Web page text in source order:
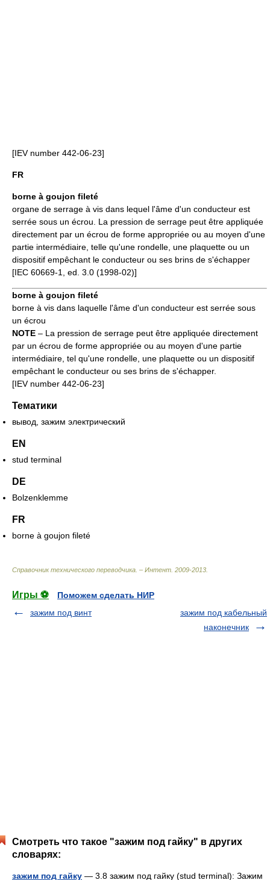
[IEV number 442-06-23]
FR
borne à goujon fileté
organe de serrage à vis dans lequel l'âme d'un conducteur est
serrée sous un écrou. La pression de serrage peut être appliquée
directement par un écrou de forme appropriée ou au moyen d'une
partie intermédiaire, telle qu'une rondelle, une plaquette ou un
dispositif empêchant le conducteur ou ses brins de s'échapper
[IEC 60669-1, ed. 3.0 (1998-02)]
borne à goujon fileté
borne à vis dans laquelle l'âme d'un conducteur est serrée sous
un écrou
NOTE – La pression de serrage peut être appliquée directement
par un écrou de forme appropriée ou au moyen d'une partie
intermédiaire, tel qu'une rondelle, une plaquette ou un dispositif
empêchant le conducteur ou ses brins de s'échapper.
[IEV number 442-06-23]
Тематики
вывод, зажим электрический
EN
stud terminal
DE
Bolzenklemme
FR
borne à goujon fileté
Справочник технического переводчика. – Интент 2009-2013
Игры ⚽
Поможем сделать НИР
зажим под винт
зажим под кабельный
наконечник
Смотреть что такое "зажим под гайку" в других
словарях:
зажим под гайку — 3.8 зажим под гайку (stud terminal): Зажим